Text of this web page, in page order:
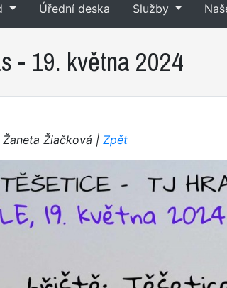
Úřední deska Služby
- 19. května 2024
Žiačková | Zpět